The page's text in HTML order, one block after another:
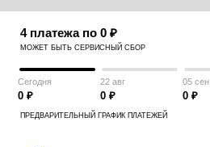
4 платежа по 0 ₽
МОЖЕТ БЫТЬ СЕРВИСНЫЙ СБОР
Сегодня
0 ₽
22 авг
0 ₽
05 сен
0 ₽
ПРЕДВАРИТЕЛЬНЫЙ ГРАФИК ПЛАТЕЖЕЙ